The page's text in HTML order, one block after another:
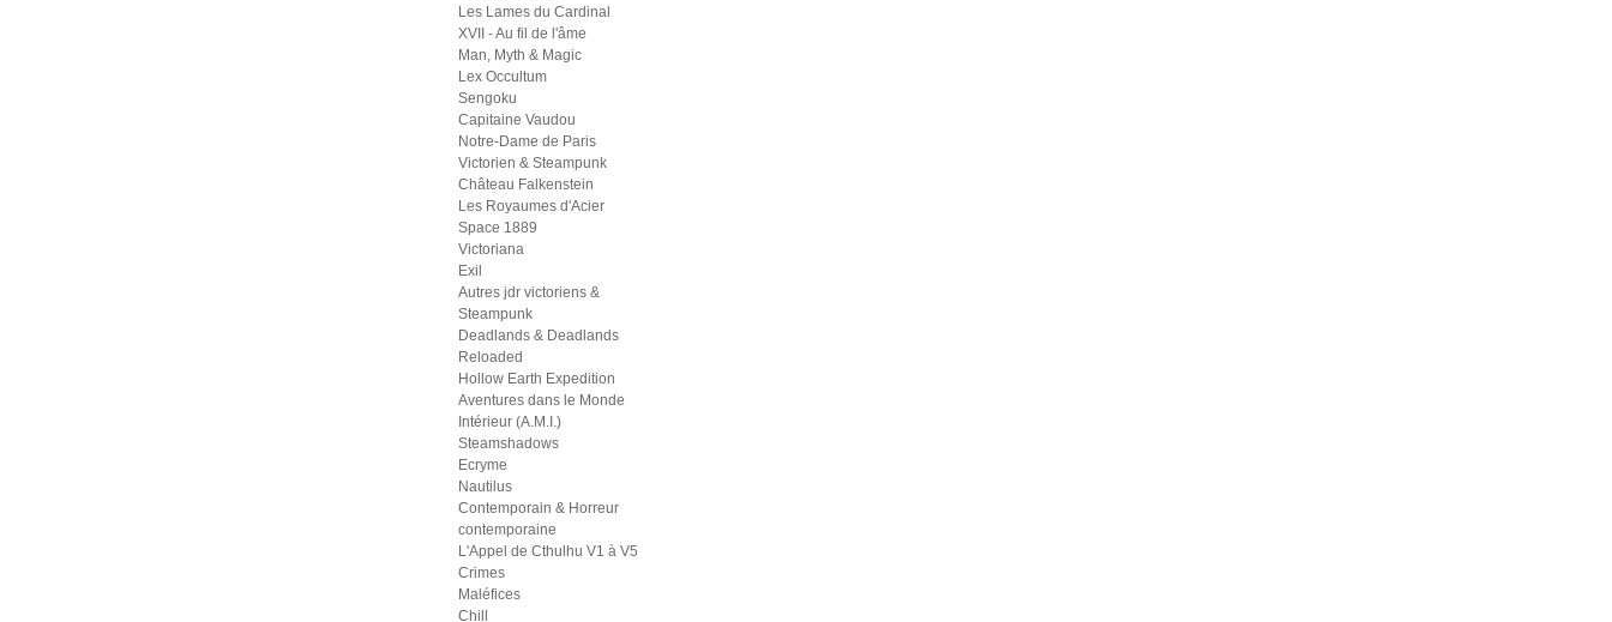
Les Lames du Cardinal
XVII - Au fil de l'âme
Man, Myth & Magic
Lex Occultum
Sengoku
Capitaine Vaudou
Notre-Dame de Paris
Victorien & Steampunk
Château Falkenstein
Les Royaumes d'Acier
Space 1889
Victoriana
Exil
Autres jdr victoriens &
Steampunk
Deadlands & Deadlands
Reloaded
Hollow Earth Expedition
Aventures dans le Monde
Intérieur (A.M.I.)
Steamshadows
Ecryme
Nautilus
Contemporain & Horreur
contemporaine
L'Appel de Cthulhu V1 à V5
Crimes
Maléfices
Chill